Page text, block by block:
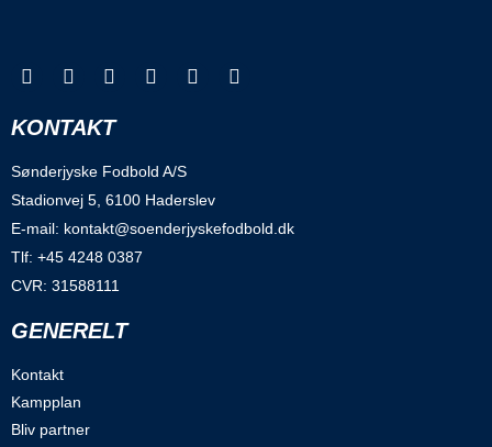
KONTAKT
Sønderjyske Fodbold A/S
Stadionvej 5, 6100 Haderslev
E-mail: kontakt@soenderjyskefodbold.dk
Tlf: +45 4248 0387
CVR: 31588111
GENERELT
Kontakt
Kampplan
Bliv partner